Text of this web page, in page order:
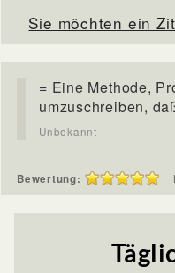
Sie möchten ein
= Eine Methode,
umzuschreiben,
Unbekannt
Bewertung: